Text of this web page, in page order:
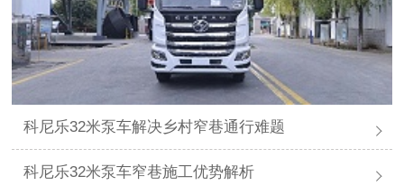
科尼乐32米泵车解决乡村窄巷通行难题
科尼乐32米泵车窄巷施工优势解析